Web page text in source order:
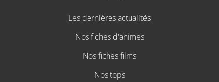
Les dernières actualités
Nos fiches d'animes
Nos fiches films
Nos tops